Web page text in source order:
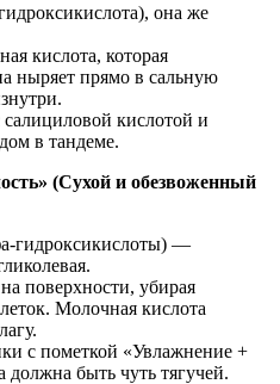
она же
кислота, которая
ныряет прямо в сальную
кислотой и
в тандеме.
(Сухой и обезвоженный
гидроксикислоты) —
поверхности, убирая
Молочная кислота
с пометкой «Увлажнение +
должна быть чуть тягучей.